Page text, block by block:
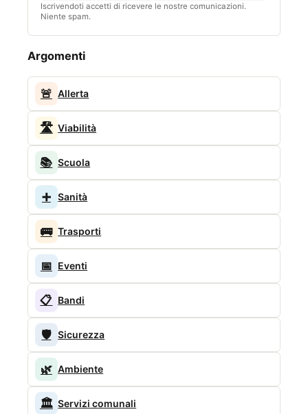
Iscrivendoti accetti di ricevere le nostre comunicazioni.
Niente spam.
Argomenti
🚨 Allerta
🛣️ Viabilità
📚 Scuola
➕ Sanità
🚌 Trasporti
📅 Eventi
📋 Bandi
🛡️ Sicurezza
🌿 Ambiente
🏛️ Servizi comunali